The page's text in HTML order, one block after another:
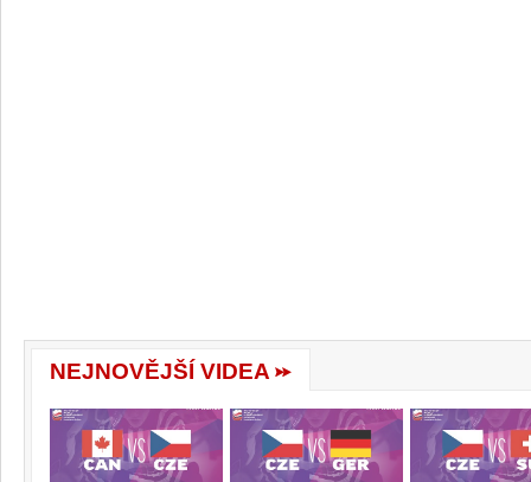
NEJNOVĚJŠÍ VIDEA